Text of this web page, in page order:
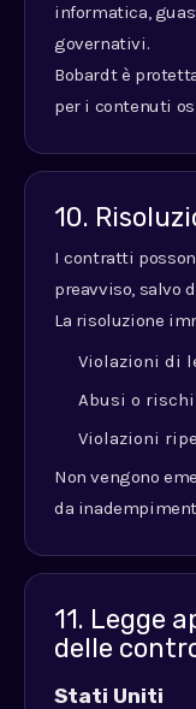
informatica,
governativi.
Bobardt è
per i contenuti
10.
I contratti
preavviso, salvo
La risoluzione
Violazioni di
Abusi o
Violazioni
Non vengono
da
11. Legge
delle
Stati Uniti